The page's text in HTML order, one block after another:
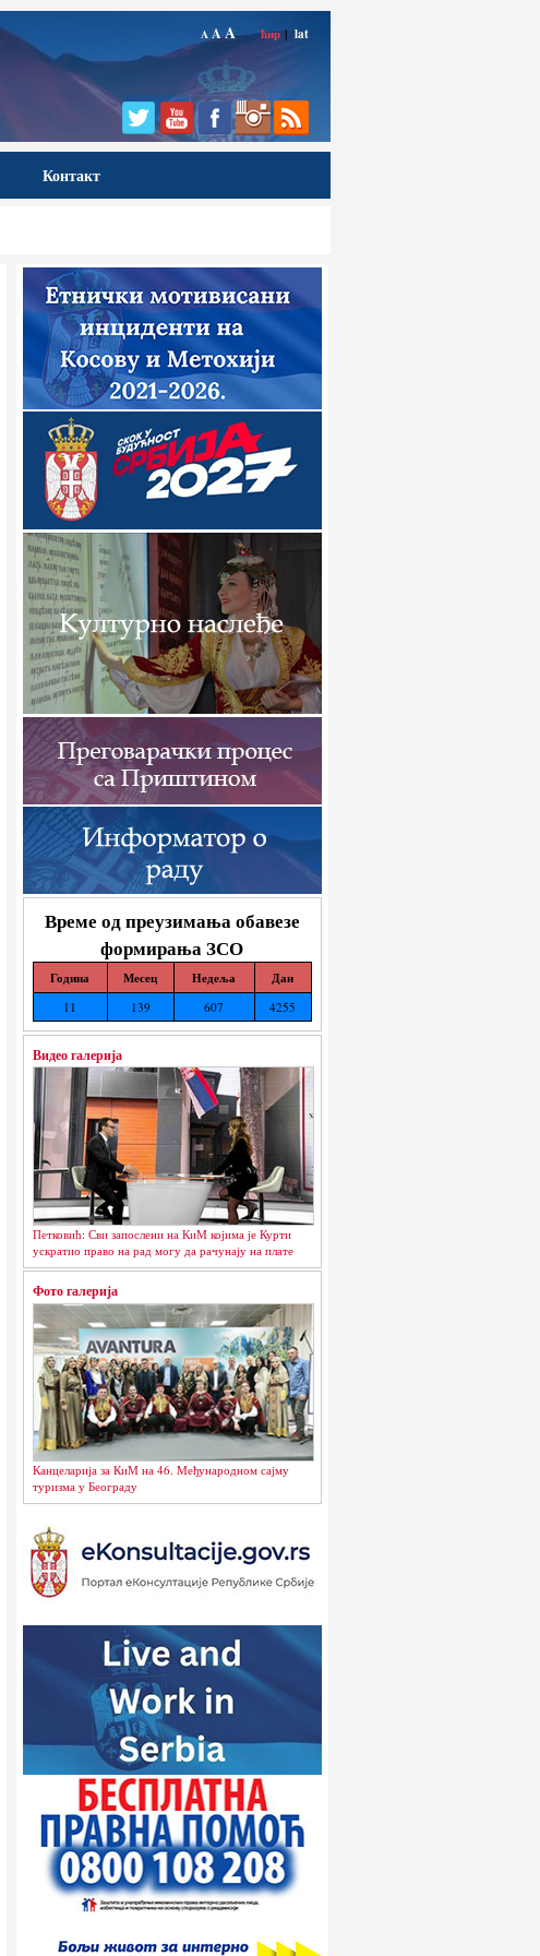
A AA ћир | lat
Контакт
Време од преузимања обавезе
формирања ЗСО
Година Месец Недеља Дан
11 139 607 4255
Видео галерија
Петковић: Сви запослени на КиМ којима је Курти
ускратио право на рад могу да рачунају на плате
Фото галерија
Канцеларија за КиМ на 46. Међународном сајму
туризма у Београду